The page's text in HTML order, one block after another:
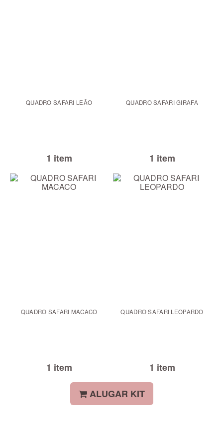
QUADRO SAFARI LEÃO
1 item
QUADRO SAFARI GIRAFA
1 item
QUADRO SAFARI MACACO
1 item
QUADRO SAFARI LEOPARDO
1 item
ALUGAR KIT